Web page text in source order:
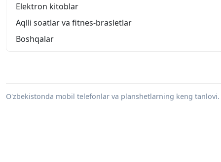
Elektron kitoblar
Aqlli soatlar va fitnes-brasletlar
Boshqalar
O'zbekistonda mobil telefonlar va planshetlarning keng